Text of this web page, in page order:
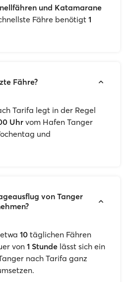
und Katamarane
Fähre benötigt 1
Fähre?
Tarifa legt in der Regel
Uhrvom Hafen Tanger
und
von Tanger
10 täglichen Fähren
von 1 Stunde lässt sich ein
nach Tarifa ganz